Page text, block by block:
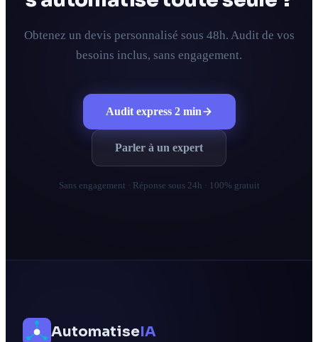
Obtenez un devis personnalisé sous 48h. Audit de vos
besoins inclus, sans engagement.
Audit express 2 min
Parler à un expert
Sans engagement · Réponse sous 24h · 100% gratuit
AutomatiseIA